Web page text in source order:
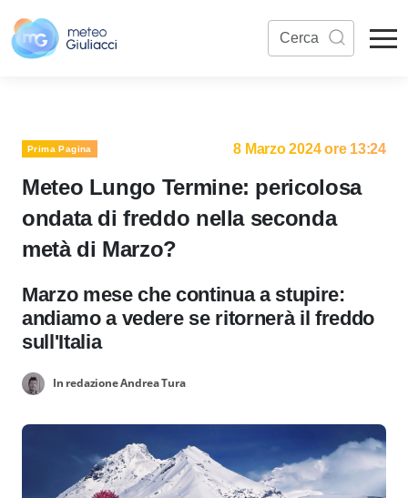
Prima Pagina 8 Marzo 2024 ore 13:24
Meteo Lungo Termine: pericolosa
ondata di freddo nella seconda
metà di Marzo?
Marzo mese che continua a stupire:
andiamo a vedere se ritornerà il freddo
sull'Italia
In redazione Andrea Tura